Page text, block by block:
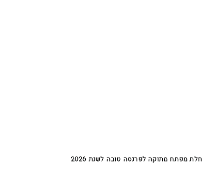
חלת מפתח מתוקה לפרנסה טובה לשנת 2026